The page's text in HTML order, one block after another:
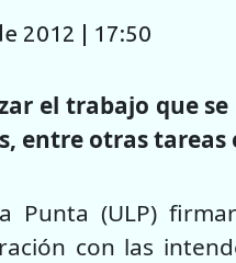
2012 | 17:50
el trabajo que
entre otras
Punta (ULP)
con las